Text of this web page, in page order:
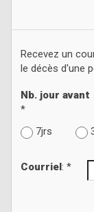
Recevez un
le décès d'une
Nb. jour avant
*
7jrs
Courriel : *